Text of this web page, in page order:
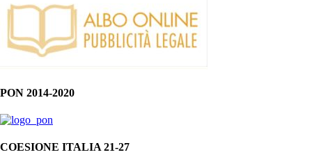
PON 2014-2020
COESIONE ITALIA 21-27